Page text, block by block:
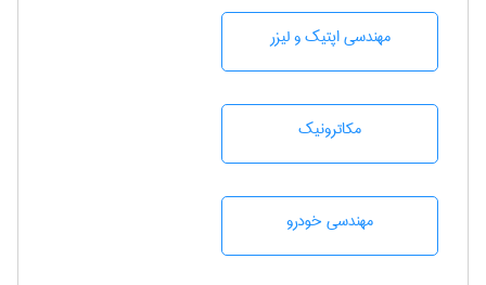
مهندسی اپتیک و لیزر
مکاترونیک
مهندسی خودرو